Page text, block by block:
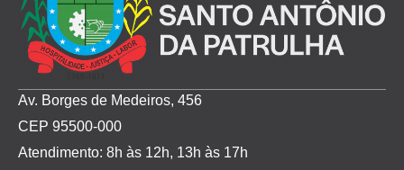
Av. Borges de Medeiros, 456
CEP 95500-000
Atendimento: 8h às 12h, 13h às 17h